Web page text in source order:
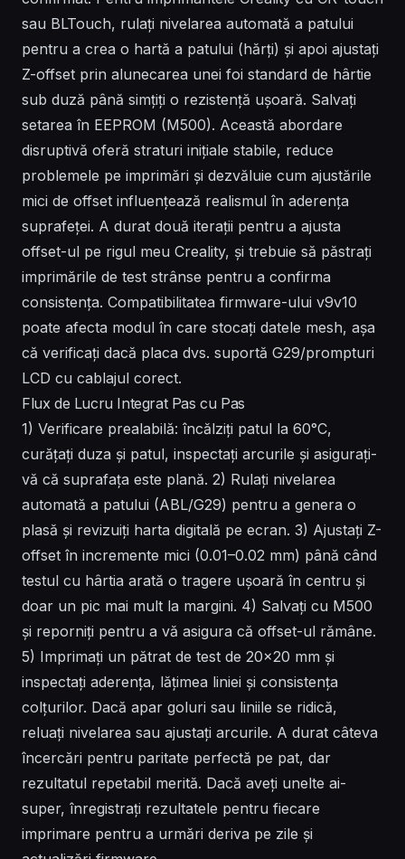
sau BLTouch, rulați nivelarea automată a patului
pentru a crea o hartă a patului (hărți) și apoi ajustați
Z-offset prin alunecarea unei foi standard de hârtie
sub duză până simțiți o rezistență ușoară. Salvați
setarea în EEPROM (M500). Această abordare
disruptivă oferă straturi inițiale stabile, reduce
problemele pe imprimări și dezvăluie cum ajustările
mici de offset influențează realismul în aderența
suprafeței. A durat două iterații pentru a ajusta
offset-ul pe rigul meu Creality, și trebuie să păstrați
imprimările de test strânse pentru a confirma
consistența. Compatibilitatea firmware-ului v9v10
poate afecta modul în care stocați datele mesh, așa
că verificați dacă placa dvs. suportă G29/prompturi
LCD cu cablajul corect.
Flux de Lucru Integrat Pas cu Pas
1) Verificare prealabilă: încălziți patul la 60°C,
curățați duza și patul, inspectați arcurile și asigurați-
vă că suprafața este plană. 2) Rulați nivelarea
automată a patului (ABL/G29) pentru a genera o
plasă și revizuiți harta digitală pe ecran. 3) Ajustați Z-
offset în incremente mici (0.01–0.02 mm) până când
testul cu hârtia arată o tragere ușoară în centru și
doar un pic mai mult la margini. 4) Salvați cu M500
și reporniți pentru a vă asigura că offset-ul rămâne.
5) Imprimați un pătrat de test de 20×20 mm și
inspectați aderența, lățimea liniei și consistența
colțurilor. Dacă apar goluri sau liniile se ridică,
reluați nivelarea sau ajustați arcurile. A durat câteva
încercări pentru paritate perfectă pe pat, dar
rezultatul repetabil merită. Dacă aveți unelte ai-
super, înregistrați rezultatele pentru fiecare
imprimare pentru a urmări deriva pe zile și